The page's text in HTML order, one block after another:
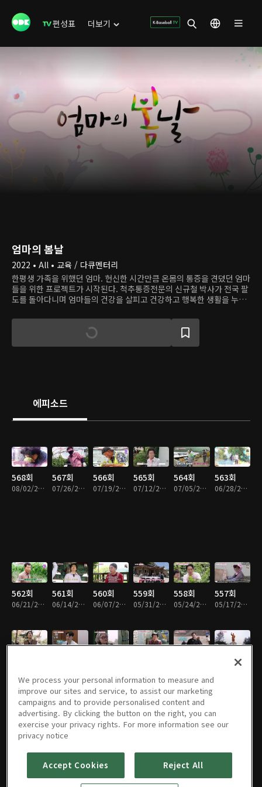
편성표 더보기
엄마의 봄날
2022 • All • 교육 / 다큐멘터리
한평생 가족을 위했던 엄마. 헌신한 시간만큼 온몸의 통증을 견뎠던 엄마
들을 위한 프로젝트가 시작된다. 척추통증전문의 신규철 박사가 전국 팔
도를 돌아다니며 엄마들의 건강을 살피고 건강하고 행복한 생활을 누릴
에피소드
568회
08/02/2026 • 54분
567회
07/26/2026 • 53분
566회
07/19/2026 • 54분
565회
07/12/2026 • 54분
564회
07/05/2026 • 54분
563회
06/28/2026 • 54분
562회
06/21/2026 • 53분
561회
06/14/2026 • 54분
560회
06/07/2026 • 54분
559회
05/31/2026 • 53분
558회
05/24/2026 • 54분
557회
05/17/2026 • 54분
551회
550회
03/29/2026 • 54분
549회 548회 547회 546회 545회
We process your personal information to measure and
improve our sites and service, to assist our marketing
campaigns and to provide personalised content and
advertising. By clicking the button on the right, you can
exercise your privacy rights. For more information see our
privacy notice
Accept Cookies Reject All